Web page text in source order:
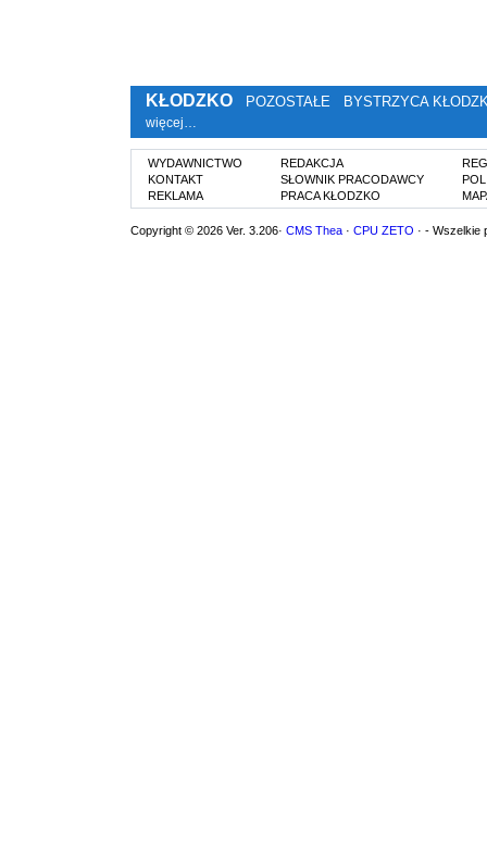
KŁODZKO POZOSTAŁE BYSTRZYCA
więcej…
WYDAWNICTWO
KONTAKT
REKLAMA
REDAKCJA
SŁOWNIK PRACODAWCY
PRACA KŁODZKO
Copyright © 2026 Ver. 3.206· CMS Thea · CPU ZETO · - Wszelkie